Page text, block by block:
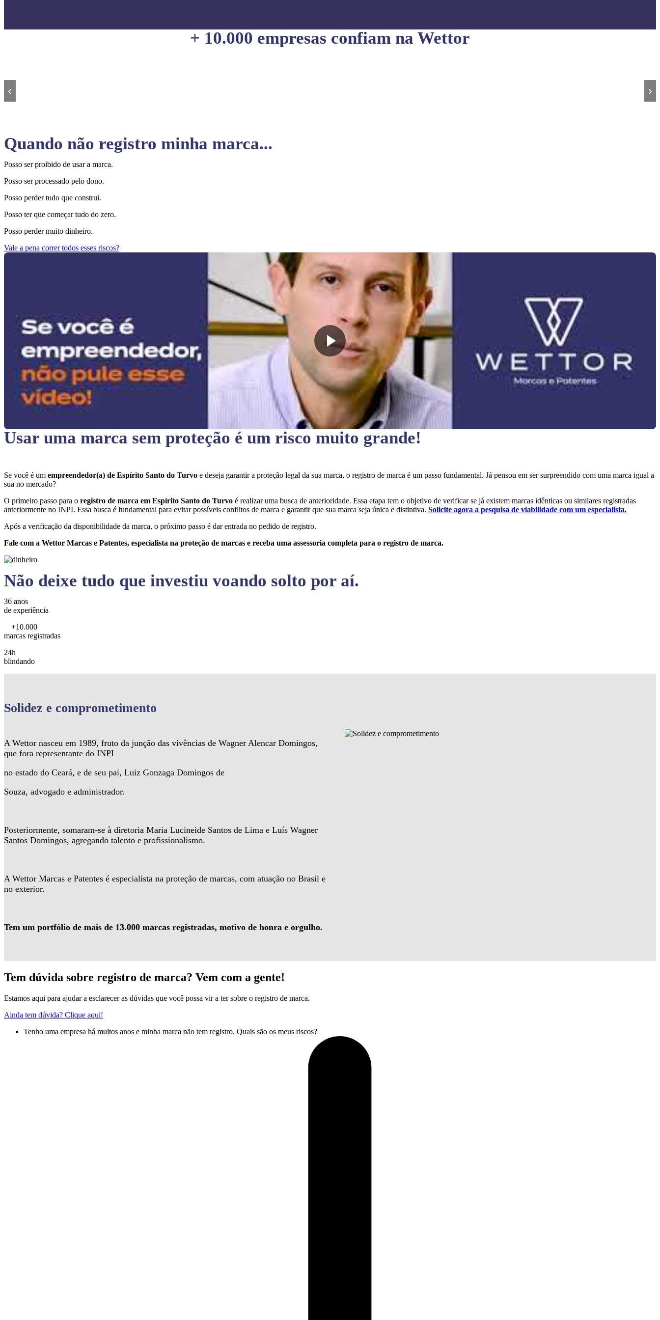
+ 10.000 empresas confiam na Wettor
‹ ›
Quando não registro minha marca...
Posso ser proibido de usar a marca.
Posso ser processado pelo dono.
Posso perder tudo que construi.
Posso ter que começar tudo do zero.
Posso perder muito dinheiro.
Vale a pena correr todos esses riscos?
Usar uma marca sem proteção é um risco muito grande!
Se você é um empreendedor(a) de Espírito Santo do Turvo e deseja garantir a proteção legal da sua marca, o registro de marca é um passo fundamental. Já pensou em ser surpreendido com uma marca igual a
sua no mercado?
O primeiro passo para o registro de marca em Espírito Santo do Turvo é realizar uma busca de anterioridade. Essa etapa tem o objetivo de verificar se já existem marcas idênticas ou similares registradas
anteriormente no INPI. Essa busca é fundamental para evitar possíveis conflitos de marca e garantir que sua marca seja única e distintiva. Solicite agora a pesquisa de viabilidade com um especialista.
Após a verificação da disponibilidade da marca, o próximo passo é dar entrada no pedido de registro.
Fale com a Wettor Marcas e Patentes, especialista na proteção de marcas e receba uma assessoria completa para o registro de marca.
Não deixe tudo que investiu voando solto por aí.
36 anos
de experiência
+10.000
marcas registradas
24h
blindando
Solidez e comprometimento
A Wettor nasceu em 1989, fruto da junção das vivências de Wagner Alencar Domingos,
que fora representante do INPI
no estado do Ceará, e de seu pai, Luiz Gonzaga Domingos de
Souza, advogado e administrador.
Posteriormente, somaram-se à diretoria Maria Lucineide Santos de Lima e Luís Wagner
Santos Domingos, agregando talento e profissionalismo.
A Wettor Marcas e Patentes é especialista na proteção de marcas, com atuação no Brasil e
no exterior.
Tem um portfólio de mais de 13.000 marcas registradas, motivo de honra e orgulho.
Tem dúvida sobre registro de marca? Vem com a gente!
Estamos aqui para ajudar a esclarecer as dúvidas que você possa vir a ter sobre o registro de marca.
Ainda tem dúvida? Clique aqui!
Tenho uma empresa há muitos anos e minha marca não tem registro. Quais são os meus riscos?